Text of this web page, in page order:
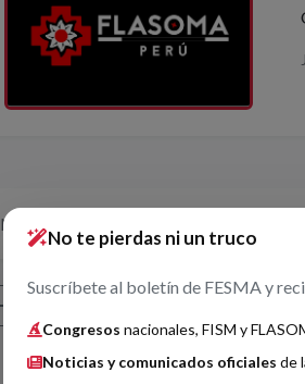
No hay premios registrados para este
No te pierdas ni un truco
Suscríbete al boletín de FESMA y
Congresos nacionales, FISM y
Noticias y comunicados oficiales de